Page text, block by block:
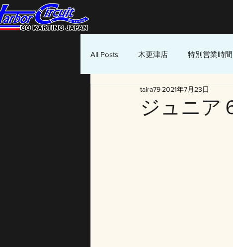
All Posts 木更津店 特別営業時間
ジュニア
taira79 2021年7月23日